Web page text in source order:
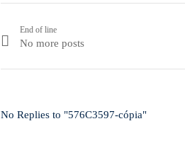
End of line
No more posts
No Replies to "576C3597-cópia"